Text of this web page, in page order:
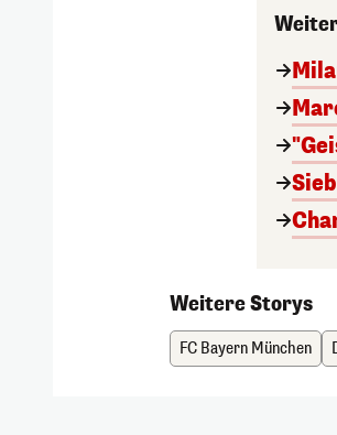
Weitere Storys
FC Bayern München